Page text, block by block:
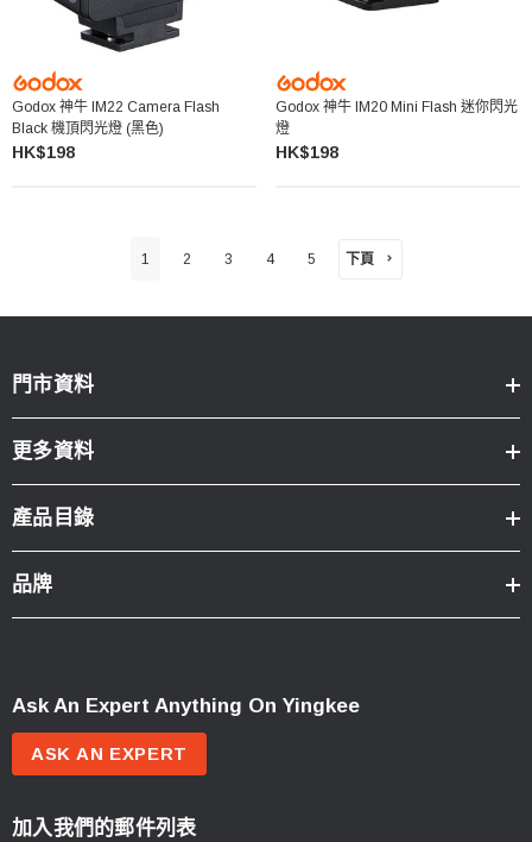
Godox 神牛 IM22 Camera Flash
Black 機頂閃光燈 (黑色)
HK$198
Godox 神牛 IM20 Mini Flash 迷你閃光
燈
HK$198
1 2 3 4 5 下頁
門市資料
更多資料
產品目錄
品牌
Ask An Expert Anything On Yingkee
ASK AN EXPERT
加入我們的郵件列表